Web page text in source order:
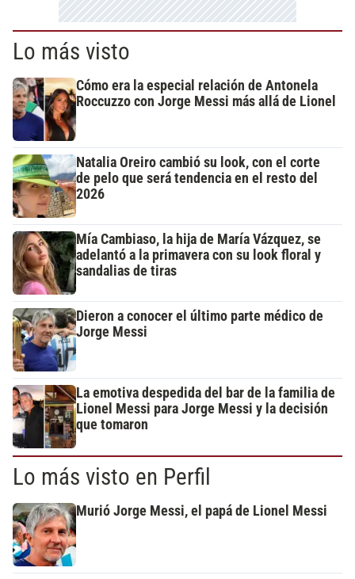
Lo más visto
Cómo era la especial relación de Antonela
Roccuzzo con Jorge Messi más allá de Lionel
Natalia Oreiro cambió su look, con el corte
de pelo que será tendencia en el resto del
2026
Mía Cambiaso, la hija de María Vázquez, se
adelantó a la primavera con su look floral y
sandalias de tiras
Dieron a conocer el último parte médico de
Jorge Messi
La emotiva despedida del bar de la familia de
Lionel Messi para Jorge Messi y la decisión
que tomaron
Lo más visto en Perfil
Murió Jorge Messi, el papá de Lionel Messi